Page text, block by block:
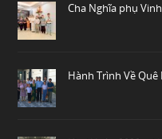
Cha Nghĩa phụ
Hành Trình Về